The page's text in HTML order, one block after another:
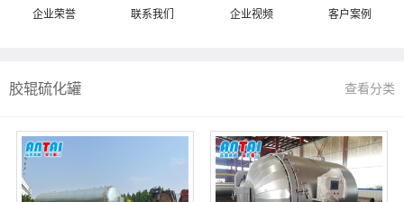
企业荣誉 联系我们 企业视频 客户案例
胶辊硫化罐 查看分类